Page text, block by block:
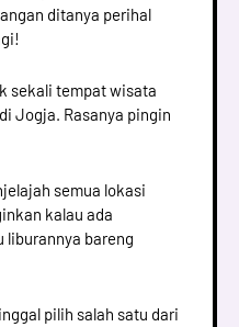
ditanya perihal
sekali tempat wisata
Jogja. Rasanya pingin
semua lokasi
kalau ada
liburannya bareng
pilih salah satu dari